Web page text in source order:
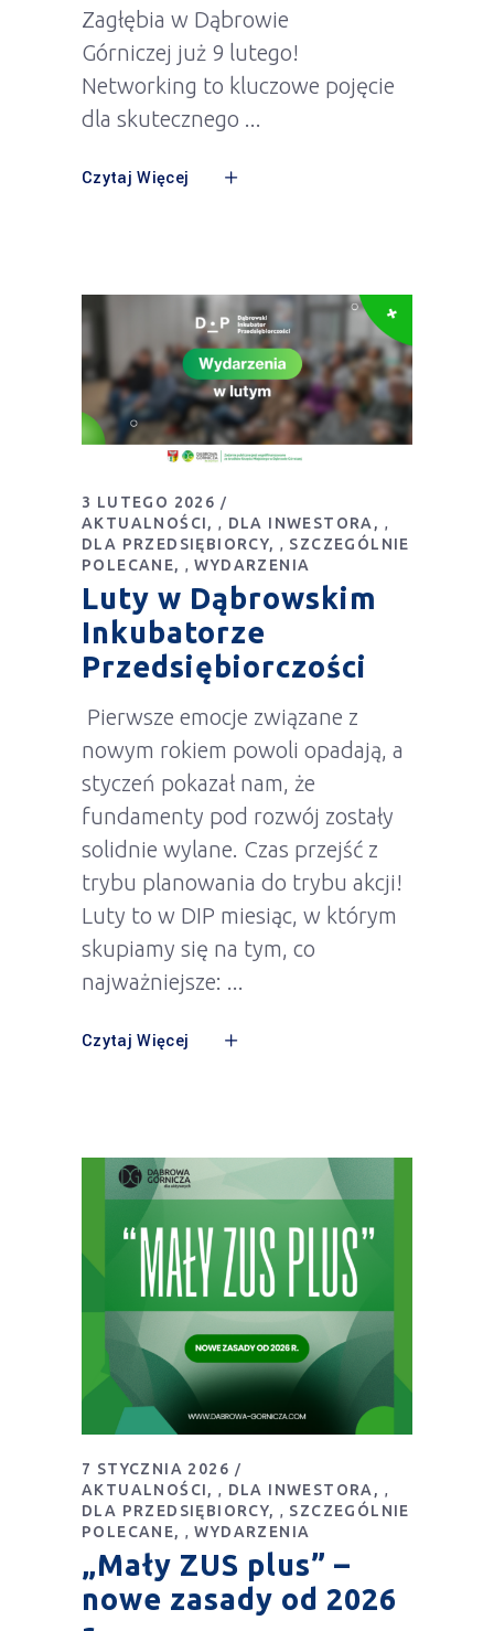
Zagłębia w Dąbrowie
Górniczej już 9 lutego!
Networking to kluczowe pojęcie
dla skutecznego
Czytaj Więcej
3 LUTEGO 2026
AKTUALNOŚCI
, DLA INWESTORA ,
DLA PRZEDSIĘBIORCY , SZCZEGÓLNIE
POLECANE
,WYDARZENIA
Luty w Dąbrowskim
Inkubatorze
Przedsiębiorczości
Pierwsze emocje związane z
nowym rokiem powoli opadają, a
styczeń pokazał nam, że
fundamenty pod rozwój zostały
solidnie wylane. Czas przejść z
trybu planowania do trybu akcji!
Luty to w DIP miesiąc, w którym
skupiamy się na tym, co
najważniejsze:
Czytaj Więcej
7 STYCZNIA 2026
AKTUALNOŚCI
, DLA INWESTORA ,
DLA PRZEDSIĘBIORCY , SZCZEGÓLNIE
POLECANE
,WYDARZENIA
„Mały ZUS plus” –
nowe zasady od 2026